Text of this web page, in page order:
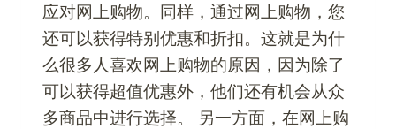
应对网上购物。同样，通过网上购物，您
还可以获得特别优惠和折扣。这就是为什
么很多人喜欢网上购物的原因，因为除了
可以获得超值优惠外，他们还有机会从众
多商品中进行选择。 另一方面，在网上购